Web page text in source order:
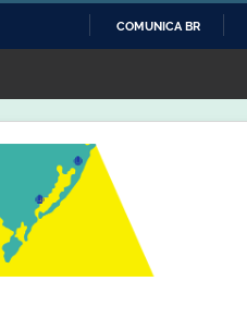
O
CONTEÚDO
COMUNICA BR